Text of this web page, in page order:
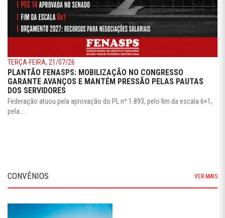
TERÇA-FEIRA, 21/07/26
PLANTÃO FENASPS: MOBILIZAÇÃO NO CONGRESSO
GARANTE AVANÇOS E MANTÉM PRESSÃO PELAS PAUTAS
DOS SERVIDORES
Federação atuou pela aprovação do PL nº 1.893, pelo fim da escala 6×1,
pela ...
CONVÊNIOS VER MAIS